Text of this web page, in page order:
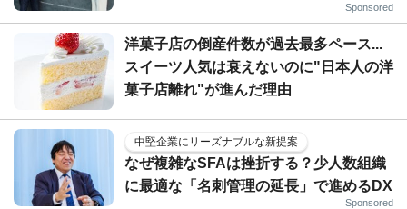
Sponsored
洋菓子店の倒産件数が過去最多ペース...
スイーツ人気は衰えないのに"日本人の洋
菓子店離れ"が進んだ理由
中堅企業にリーズナブルな新提案
なぜ複雑なSFAは挫折する？少人数組織
に最適な「名刺管理の延長」で進めるDX
Sponsored